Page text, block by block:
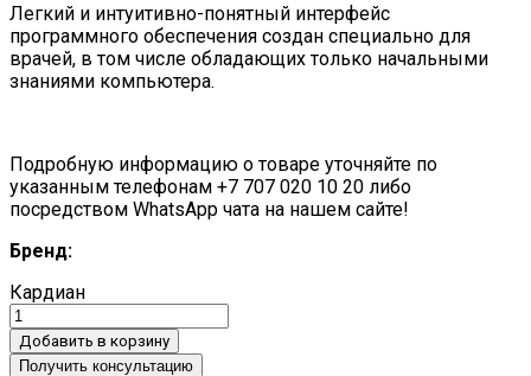
Легкий и интуитивно-понятный интерфейс
программного обеспечения создан специально для
врачей, в том числе обладающих только начальными
знаниями компьютера.
Подробную информацию о товаре уточняйте по
указанным телефонам +7 707 020 10 20 либо
посредством WhatsApp чата на нашем сайте!
Бренд:
Кардиан
Добавить в корзину
Получить консультацию